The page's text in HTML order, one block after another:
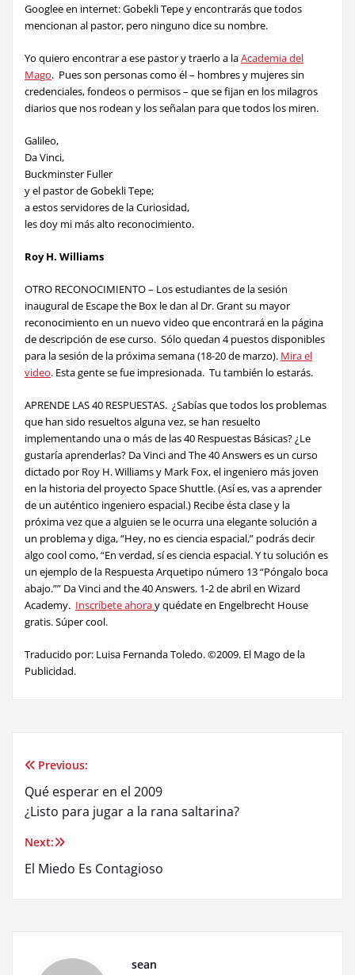
Googlee en internet: Gobekli Tepe y encontrarás que todos
mencionan al pastor, pero ninguno dice su nombre.
Yo quiero encontrara ese pastor y traerlo a laAcademia del
Mago. Pues son personas como él – hombres y mujeres sin
credenciales, fondeos o permisos – que se fijan en los milagros
diarios que nos rodean y los señalan para que todos los miren.
Galileo,
Da Vinci,
Buckminster Fuller
y el pastor de Gobekli Tepe;
a estos servidores de la Curiosidad,
les doy mi más alto reconocimiento.
Roy H. Williams
OTRO RECONOCIMIENTO – Los estudiantes de la sesión
inaugural de Escape the Box le dan al Dr. Grant su mayor
reconocimiento en un nuevo video que encontrará en la página
de descripción de ese curso. Sólo quedan 4 puestos disponibles
para la sesión de la próxima semana (18-20 de marzo). Mira el
video. Esta gente se fue impresionada. Tu también lo estarás.
APRENDE LAS 40 RESPUESTAS. ¿Sabías que todos los problemas
que han sido resueltos alguna vez, se han resuelto
implementando una o más de las 40 Respuestas Básicas? ¿Le
gustaría aprenderlas? Da Vinci and The 40 Answers es un curso
dictado por Roy H. Williams y Mark Fox, el ingeniero más joven
en la historia del proyecto Space Shuttle. (Así es, vas a aprender
de un auténtico ingeniero espacial.) Recibe ésta clase y la
próxima vez que a alguien se le ocurra una elegante solución a
un problema y diga, “Hey, no es ciencia espacial,” podrás decir
algo cool como, “En verdad, sí es ciencia espacial. Y tu solución es
un ejemplo de la Respuesta Arquetipo número 13 “Póngalo boca
abajo.”” Da Vinci and the 40 Answers. 1-2 de abril en Wizard
Academy. Inscríbete ahoray quédate en Engelbrecht House
gratis. Súper cool.
Traducido por: Luisa Fernanda Toledo. ©2009. El Mago de la
Publicidad.
Post
navigation
Previous:
Qué esperar en el 2009
¿Listo para jugar a la rana saltarina?
Next:
El Miedo Es Contagioso
sean